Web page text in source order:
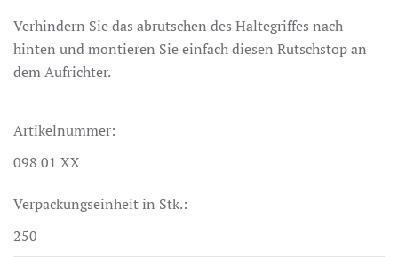
Verhindern Sie das abrutschen des Haltegriffes nach
hinten und montieren Sie einfach diesen Rutschstop an
dem Aufrichter.
Artikelnummer:
098 01 XX
Verpackungseinheit in Stk.:
250